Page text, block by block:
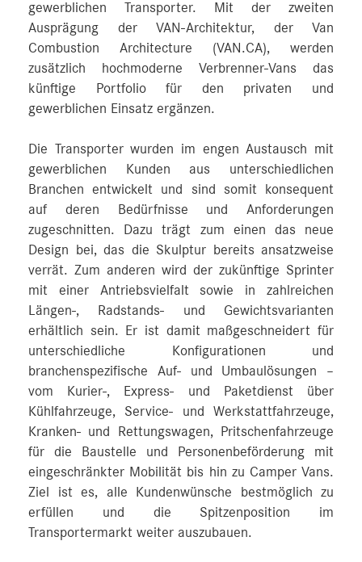
gewerblichen Transporter. Mit der zweiten
Ausprägung der VAN-Architektur, der Van
Combustion Architecture (VAN.CA), werden
zusätzlich hochmoderne Verbrenner-Vans das
künftige Portfolio für den privaten und
gewerblichen Einsatz ergänzen.
Die Transporter wurden im engen Austausch mit
gewerblichen Kunden aus unterschiedlichen
Branchen entwickelt und sind somit konsequent
auf deren Bedürfnisse und Anforderungen
zugeschnitten. Dazu trägt zum einen das neue
Design bei, das die Skulptur bereits ansatzweise
verrät. Zum anderen wird der zukünftige Sprinter
mit einer Antriebsvielfalt sowie in zahlreichen
Längen-, Radstands- und Gewichtsvarianten
erhältlich sein. Er ist damit maßgeschneidert für
unterschiedliche Konfigurationen und
branchenspezifische Auf- und Umbaulösungen –
vom Kurier-, Express- und Paketdienst über
Kühlfahrzeuge, Service- und Werkstattfahrzeuge,
Kranken- und Rettungswagen, Pritschenfahrzeuge
für die Baustelle und Personenbeförderung mit
eingeschränkter Mobilität bis hin zu Camper Vans.
Ziel ist es, alle Kundenwünsche bestmöglich zu
erfüllen und die Spitzenposition im
Transportermarkt weiter auszubauen.